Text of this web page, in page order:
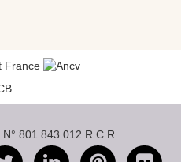
801 843 012 R.C.R